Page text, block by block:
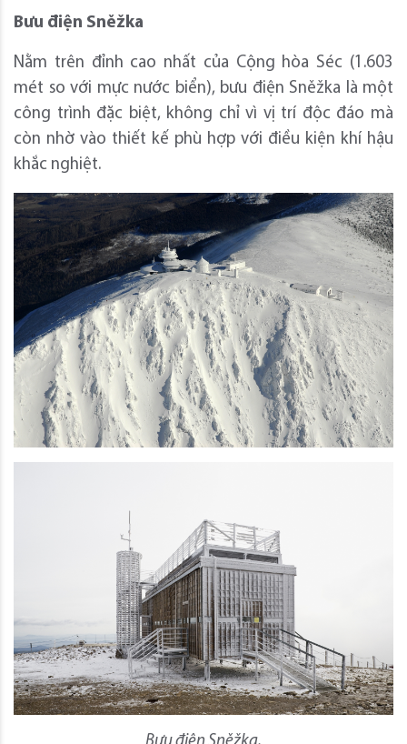
Bưu điện Sněžka
Nằm trên đỉnh cao nhất của Cộng hòa Séc (1.603
mét so với mực nước biển), bưu điện Sněžka là một
công trình đặc biệt, không chỉ vì vị trí độc đáo mà
còn nhờ vào thiết kế phù hợp với điều kiện khí hậu
khắc nghiệt.